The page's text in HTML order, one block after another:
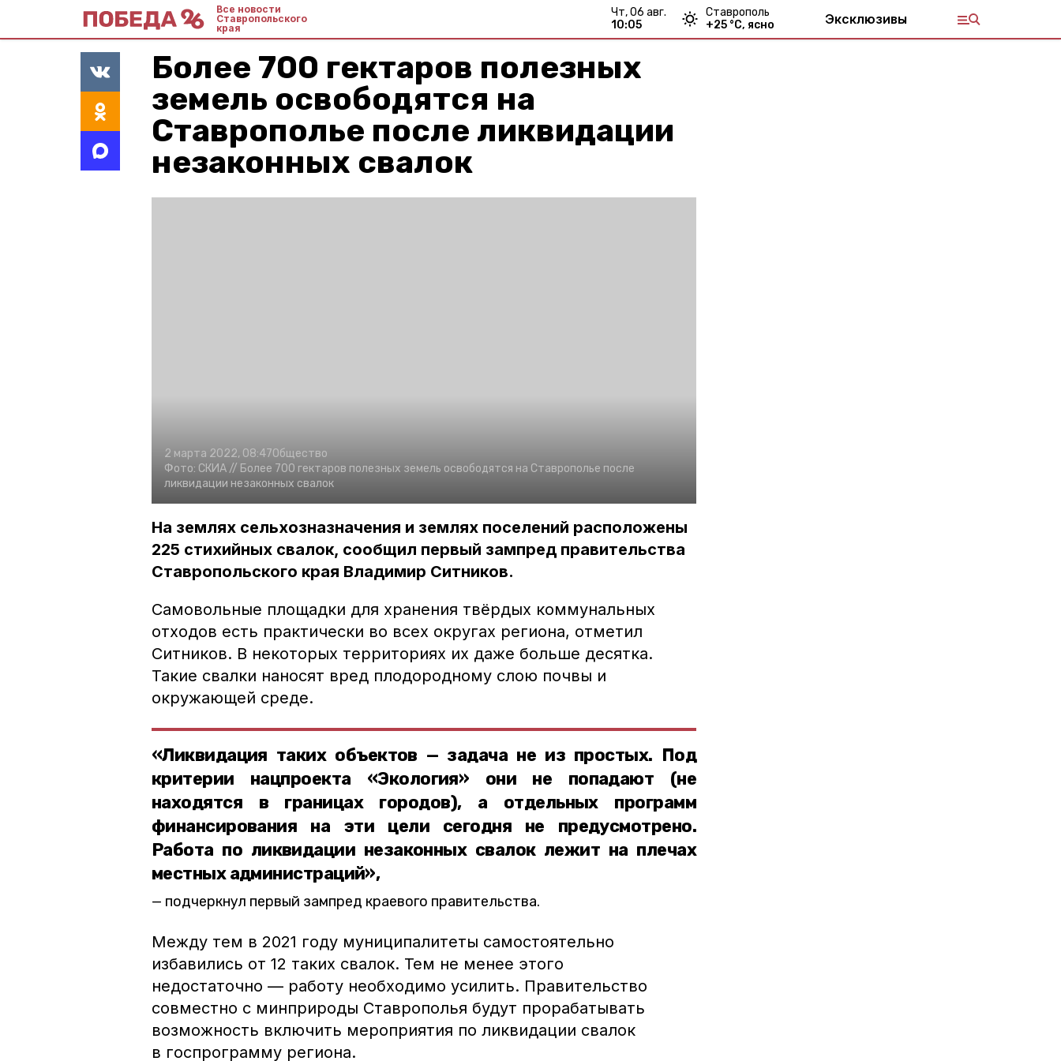
Все новости
Ставропольского
края
чт, 06 авг.
10:05
Ставрополь
+25 °С, ясно Эксклюзивы
Более 700 гектаров полезных
земель освободятся на
Ставрополье после ликвидации
незаконных свалок
2 марта 2022, 08:47Общество
Фото: СКИА // Более 700 гектаров полезных земель освободятся на Ставрополье после
ликвидации незаконных свалок
На землях сельхозназначения и землях поселений расположены
225 стихийных свалок, сообщил первый зампред правительства
Ставропольского края Владимир Ситников.
Самовольные площадки для хранения твёрдых коммунальных
отходов есть практически во всех округах региона, отметил
Ситников. В некоторых территориях их даже больше десятка.
Такие свалки наносят вред плодородному слою почвы и
окружающей среде.
«Ликвидация таких объектов — задача не из простых. Под
критерии нацпроекта «Экология» они не попадают (не
находятся в границах городов), а отдельных программ
финансирования на эти цели сегодня не предусмотрено.
Работа по ликвидации незаконных свалок лежит на плечах
местных администраций»,
подчеркнул первый зампред краевого правительства.
Между тем в 2021 году муниципалитеты самостоятельно
избавились от 12 таких свалок. Тем не менее этого
недостаточно — работу необходимо усилить. Правительство
совместно с минприроды Ставрополья будут прорабатывать
возможность включить мероприятия по ликвидации свалок
в госпрограмму региона.